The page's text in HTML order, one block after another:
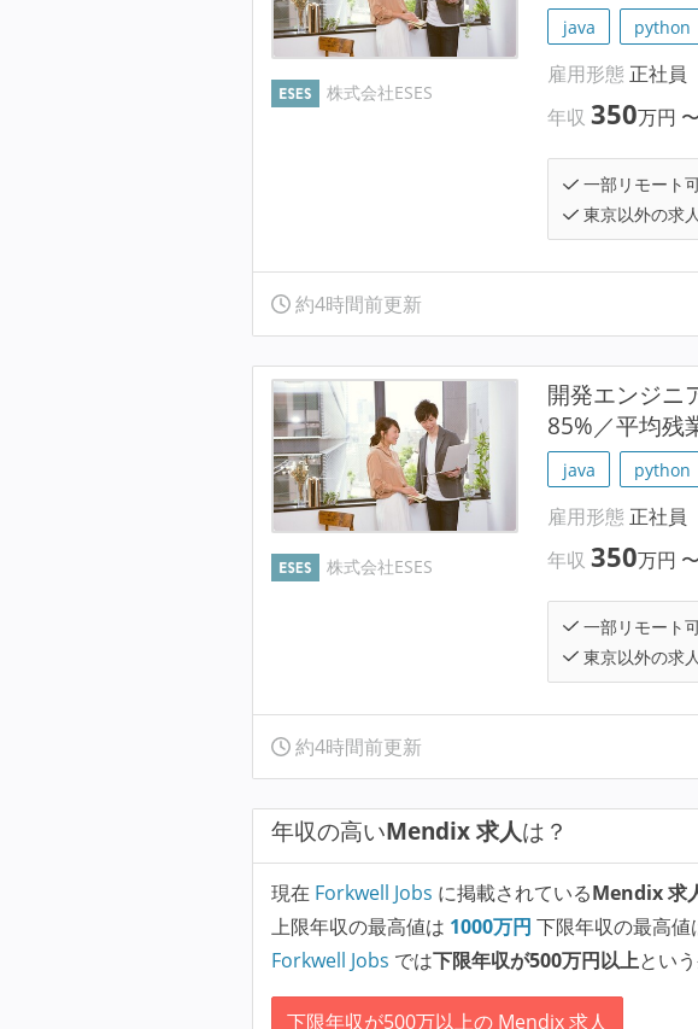
株式会社ESES
java python
雇用形態 正社員
年収350万円 〜
一部リモート
東京以外の求人
約4時間前更新
株式会社ESES
開発エンジニ
85%／平均残
java python
雇用形態 正社員
年収350万円 〜
一部リモート
東京以外の求人
約4時間前更新
年収の高いMendix 求人は？
現在 Forkwell Jobs に掲載されているMendix 求
上限年収の最高値は 1000万円 下限年収の最高値
Forkwell Jobs では下限年収が500万円以上とい
下限年収が500万以上の Mendix 求人